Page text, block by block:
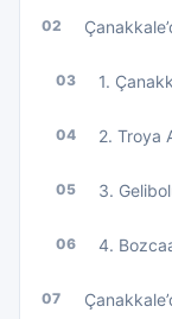
02
03 1.
04 2. Troya
05 3.
06 4.
07